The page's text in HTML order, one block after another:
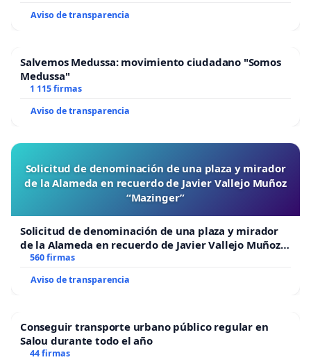
Aviso de transparencia
Salvemos Medussa: movimiento ciudadano "Somos
Medussa"
1 115 firmas
Aviso de transparencia
Solicitud de denominación de una plaza y mirador
de la Alameda en recuerdo de Javier Vallejo Muñoz
“Mazinger”
Solicitud de denominación de una plaza y mirador
de la Alameda en recuerdo de Javier Vallejo Muñoz
“Mazinger”
560 firmas
Aviso de transparencia
Conseguir transporte urbano público regular en
Salou durante todo el año
44 firmas